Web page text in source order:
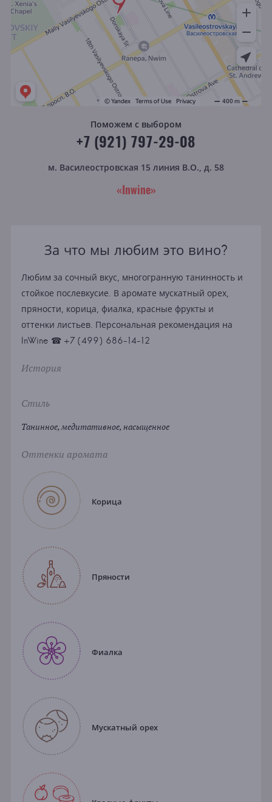
Поможем с выбором
+7 (921) 797-29-08
м. Василеостровская 15 линия В.О., д. 58
«Inwine»
За что мы любим это вино?
Любим за сочный вкус, многогранную танинность и
стойкое послевкусие. В аромате мускатный орех,
пряности, корица, фиалка, красные фрукты и
оттенки листьев. Персональная рекомендация на
InWine ☎ +7 (499) 686-14-12
История
Стиль
Танинное, медитативное, насыщенное
Оттенки аромата
Корица
Пряности
Фиалка
Мускатный орех